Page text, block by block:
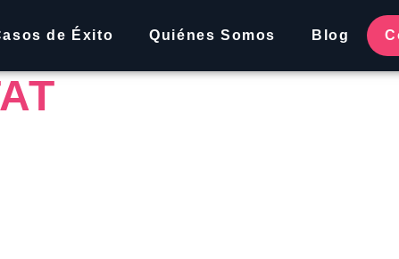
de Éxito Quiénes Somos Blog